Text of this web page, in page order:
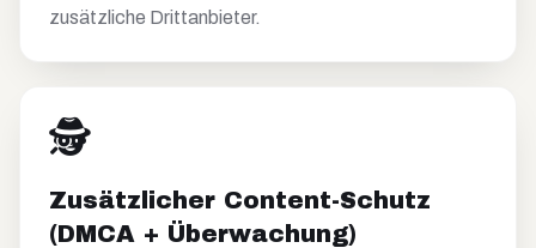
zusätzliche Drittanbieter.
🕵️
Zusätzlicher Content-Schutz
(DMCA + Überwachung)